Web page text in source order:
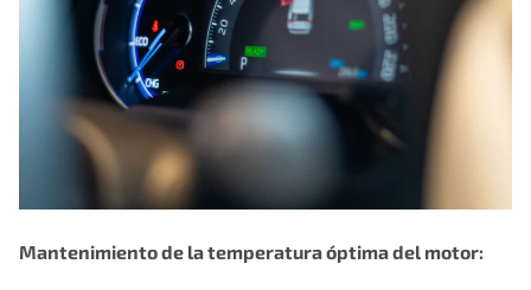
Mantenimiento de la temperatura óptima del motor: